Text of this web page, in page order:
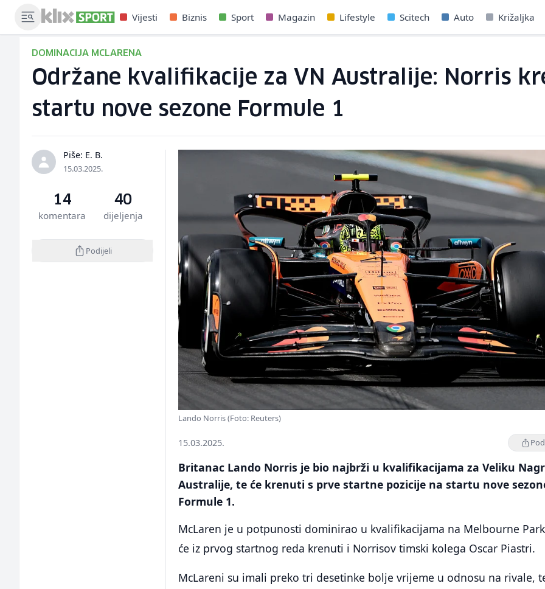
Vijesti Biznis Sport Magazin Lifestyle Scitech Auto Križaljka
DOMINACIJA MCLARENA
Održane kvalifikacije za VN Australije: Norris
startu nove sezone Formule 1
Piše: E. B.
15.03.2025.
14
komentara
40
dijeljenja
Podijeli
Lando Norris (Foto: Reuters)
15.03.2025.
Britanac Lando Norris je bio najbrži u kvalifikacijama za Veliku
Australije, te će krenuti s prve startne pozicije na startu nove
Formule 1.
McLaren je u potpunosti dominirao u kvalifikacijama na Melbourne
će iz prvog startnog reda krenuti i Norrisov timski kolega Oscar Piastri.
McLareni su imali preko tri desetinke bolje vrijeme u odnosu na rivale,